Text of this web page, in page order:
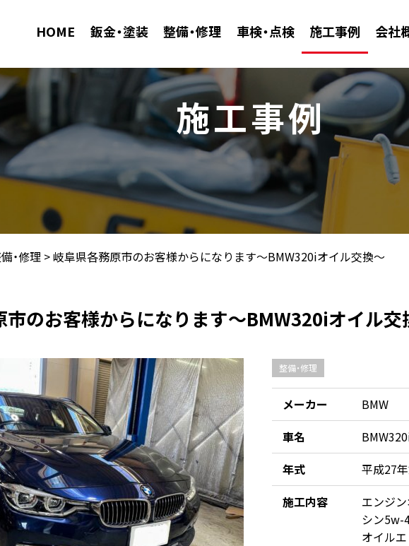
HOME 鈑金・塗装 整備・修理 車検・点検 施工事例 会社
施工事例
・修理 >岐阜県各務原市のお客様からになります～BMW320iオイル交換～
市のお客様からになります～BMW320iオイル交
整備・修理
メーカー
BMW
車名
年式
平成27
施工内容
エンジ
シン5w-
オイル